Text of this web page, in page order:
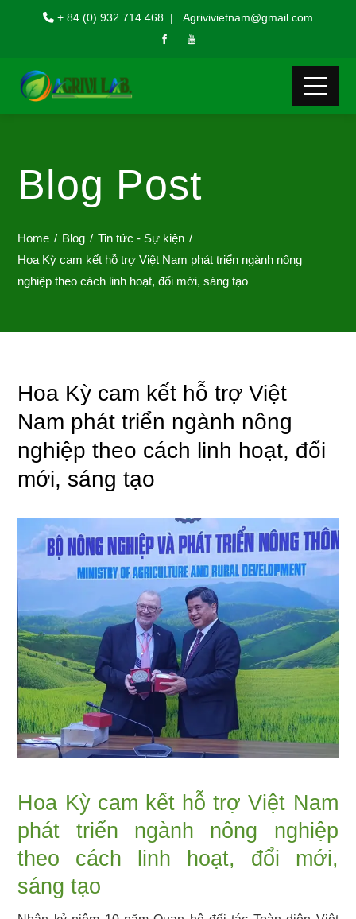
+ 84 (0) 932 714 468 | Agrivivietnam@gmail.com
Blog Post
Home Blog
Tin tức - Sự kiện
Hoa Kỳ cam kết hỗ trợ Việt Nam phát triển ngành nông
nghiệp theo cách linh hoạt, đổi mới, sáng tạo
Hoa Kỳ cam kết hỗ trợ Việt
Nam phát triển ngành nông
nghiệp theo cách linh hoạt, đổi
mới, sáng tạo
Hoa Kỳ cam kết hỗ trợ Việt Nam
phát triển ngành nông nghiệp
theo cách linh hoạt, đổi mới,
sáng tạo